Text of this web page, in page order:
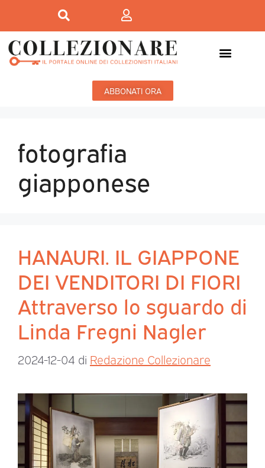
ABBONATI ORA
fotografia
giapponese
HANAURI. IL GIAPPONE
DEI VENDITORI DI FIORI
Attraverso lo sguardo di
Linda Fregni Nagler
2024-12-04 di Redazione Collezionare